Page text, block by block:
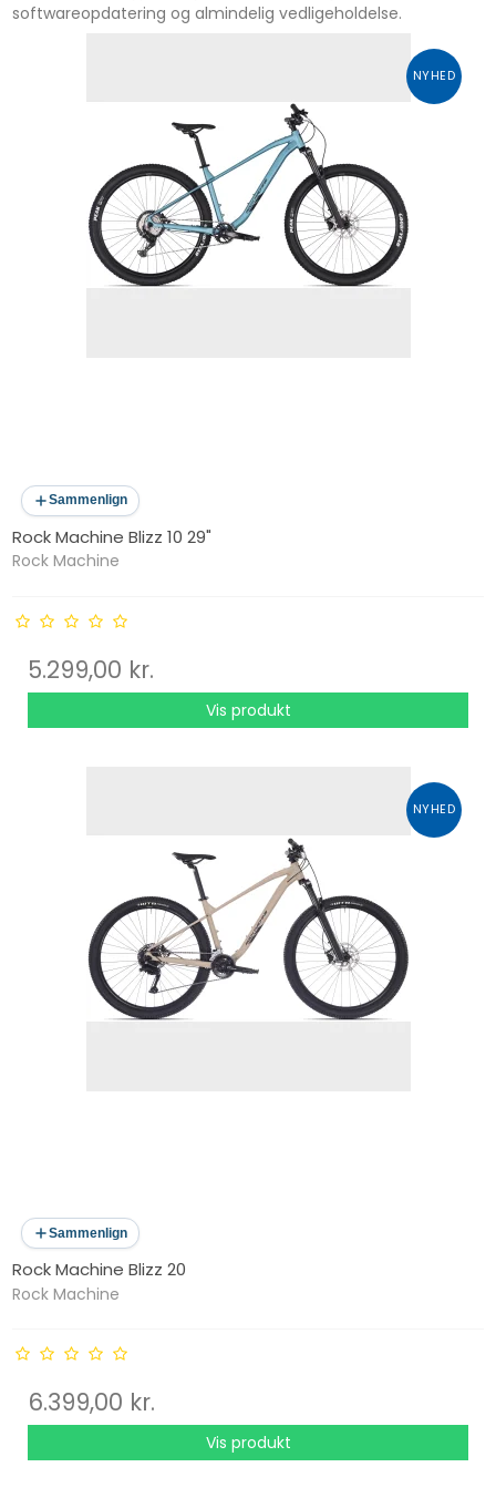
softwareopdatering og almindelig vedligeholdelse.
NYHED
Sammenlign
Rock Machine Blizz 10 29"
Rock Machine
5.299,00 kr.
Vis produkt
NYHED
Sammenlign
Rock Machine Blizz 20
Rock Machine
6.399,00 kr.
Vis produkt